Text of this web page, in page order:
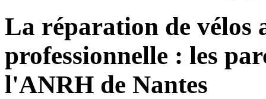
La réparation de vélos
professionnelle : les
l'ANRH de Nantes